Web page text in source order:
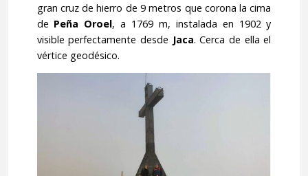
gran cruz de hierro de 9 metros que corona la cima
de Peña Oroel, a 1769 m, instalada en 1902 y
visible perfectamente desde Jaca. Cerca de ella el
vértice geodésico.